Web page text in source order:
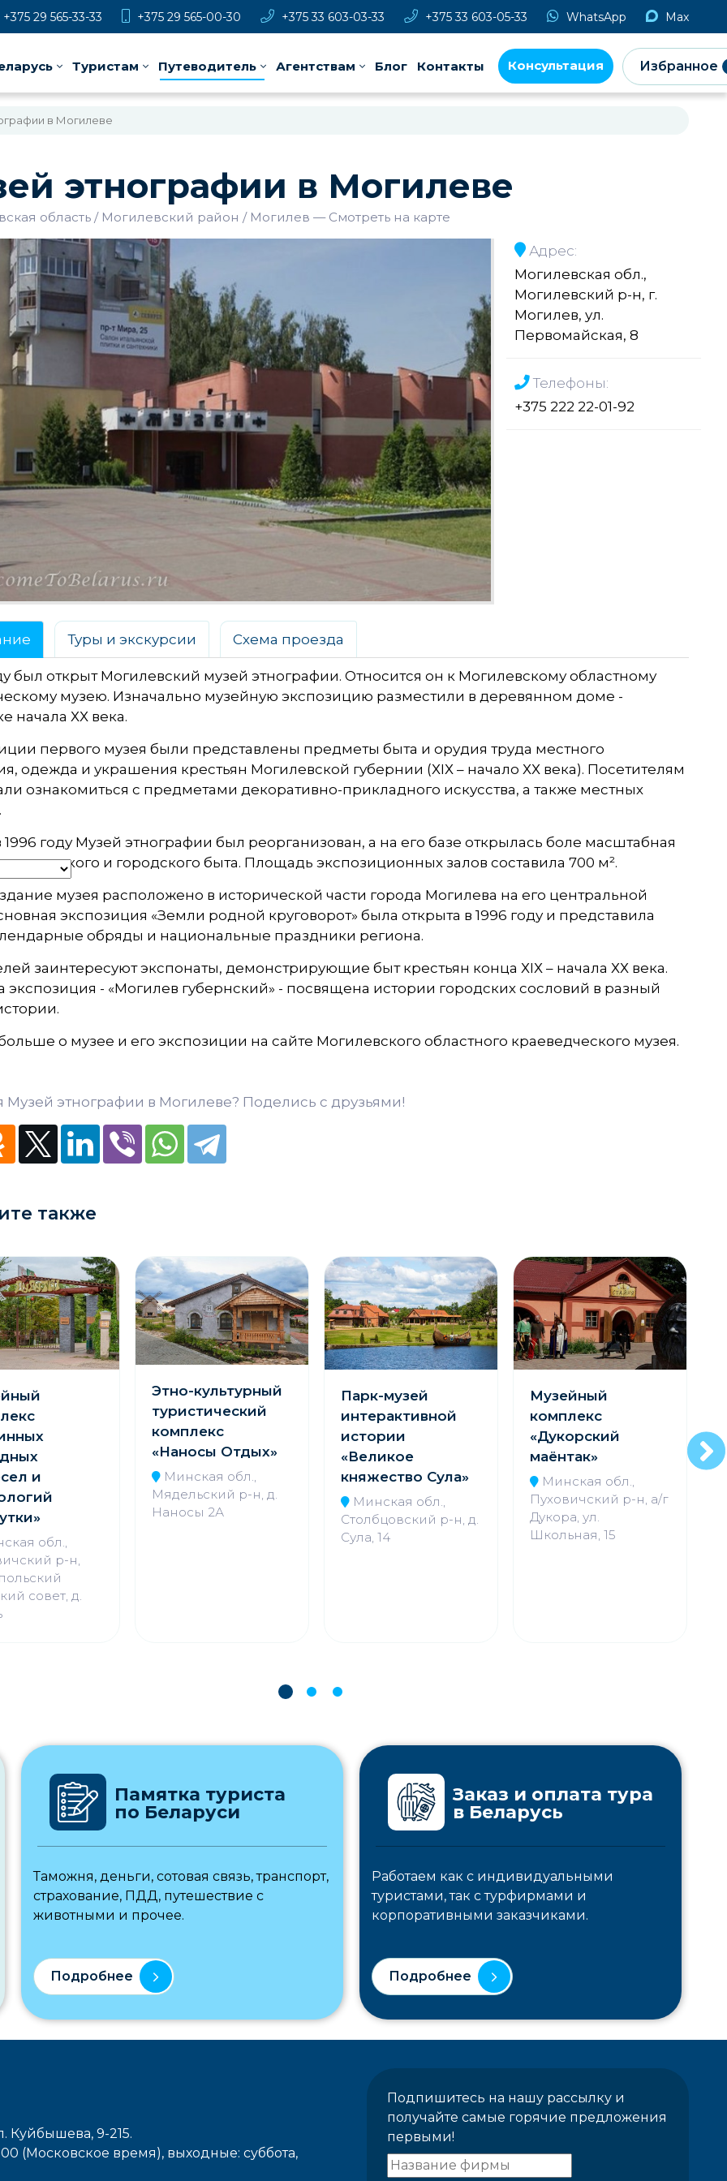
+375 29 565-33-33 +375 29 565-00-30 +375 33 603-03-33 +375 33 603-05-33 WhatsApp Max
Туристам Путеводитель Агентствам Блог Контакты Консультация Избранное
в Могилеве
этнографии в Могилеве
область Могилевский район Могилев — Смотреть на карте
Адрес:
Могилевская обл.,
Могилевский р-н, г.
Могилев, ул.
Первомайская, 8
Телефоны:
+375 222 22-01-92
Туры и экскурсии Схема проезда
был открыт Могилевский музей этнографии. Относится он к Могилевскому областному
музею. Изначально музейную экспозицию разместили в деревянном доме -
начала ХХ века.
первого музея были представлены предметы быта и орудия труда местного
одежда и украшения крестьян Могилевской губернии (ХIХ – начало ХХ века). Посетителям
ознакомиться с предметами декоративно-прикладного искусства, а также местных
году Музей этнографии был реорганизован, а на его базе открылась боле масштабная
сельского и городского быта. Площадь экспозиционных залов составила 700 м².
музея расположено в исторической части города Могилева на его центральной
экспозиция «Земли родной круговорот» была открыта в 1996 году и представила
обряды и национальные праздники региона.
заинтересуют экспонаты, демонстрирующие быт крестьян конца ХIХ – начала ХХ века.
экспозиция - «Могилев губернский» - посвящена истории городских сословий в разный
о музее и его экспозиции на сайте Могилевского областного краеведческого музея.
Музей этнографии в Могилеве? Поделись с друзьями!
также
и
обл.,
р-н,
совет, д.
Этно-культурный
туристический
комплекс
«Наносы Отдых»
Минская обл.,
Мядельский р-н, д.
Наносы 2А
Парк-музей
интерактивной
истории
«Великое
княжество Сула»
Минская обл.,
Столбцовский р-н, д.
Сула, 14
Музейный
комплекс
«Дукорский
маёнтак»
Минская обл.,
Пуховичский р-н, а/г
Дукора, ул.
Школьная, 15
Памятка туриста
по Беларуси
Таможня, деньги, сотовая связь, транспорт,
страхование, ПДД, путешествие с
животными и прочее.
Подробнее
Заказ и оплата тура
в Беларусь
Работаем как с индивидуальными
туристами, так с турфирмами и
корпоративными заказчиками.
Подробнее
Куйбышева, 9-215.
(Московское время), выходные: cуббота,
Подпишитесь на нашу рассылку и
получайте самые горячие предложения
первыми!